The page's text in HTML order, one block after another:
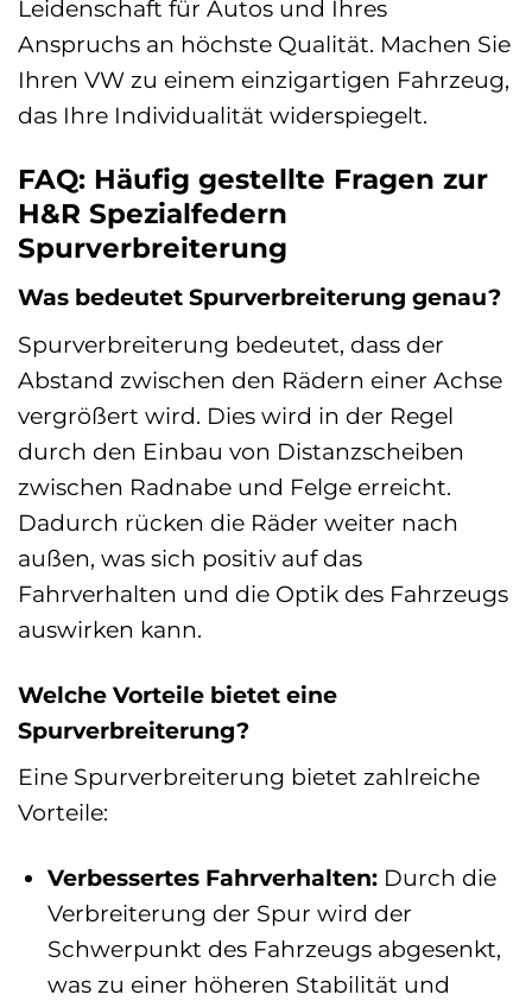
Leidenschaft für Autos und Ihres
Anspruchs an höchste Qualität. Machen Sie
Ihren VW zu einem einzigartigen Fahrzeug,
das Ihre Individualität widerspiegelt.
FAQ: Häufig gestellte Fragen zur
H&R Spezialfedern
Spurverbreiterung
Was bedeutet Spurverbreiterung genau?
Spurverbreiterung bedeutet, dass der
Abstand zwischen den Rädern einer Achse
vergrößert wird. Dies wird in der Regel
durch den Einbau von Distanzscheiben
zwischen Radnabe und Felge erreicht.
Dadurch rücken die Räder weiter nach
außen, was sich positiv auf das
Fahrverhalten und die Optik des Fahrzeugs
auswirken kann.
Welche Vorteile bietet eine
Spurverbreiterung?
Eine Spurverbreiterung bietet zahlreiche
Vorteile:
Verbessertes Fahrverhalten:Durch die
Verbreiterung der Spur wird der
Schwerpunkt des Fahrzeugs abgesenkt,
was zu einer höheren Stabilität und